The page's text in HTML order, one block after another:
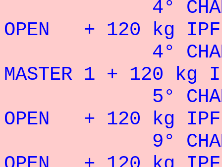
4°
OPEN + 120 kg
4°
MASTER 1 + 120 kg
5°
OPEN + 120 kg
9°